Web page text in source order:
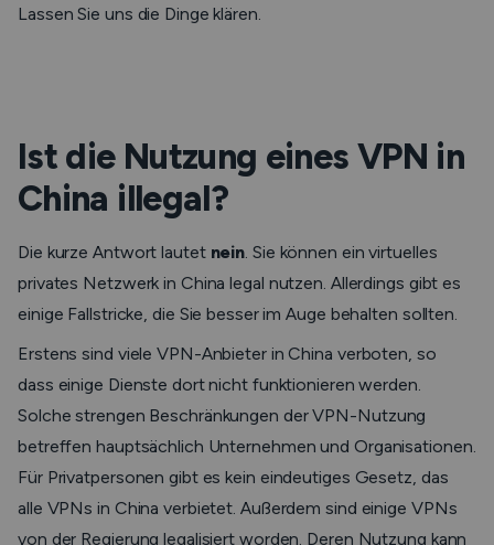
Lassen Sie uns die Dinge klären.
Ist die Nutzung eines VPN in
China illegal?
Die kurze Antwort lautet nein. Sie können ein virtuelles
privates Netzwerk in China legal nutzen. Allerdings gibt es
einige Fallstricke, die Sie besser im Auge behalten sollten.
Erstens sind viele VPN-Anbieter in China verboten, so
dass einige Dienste dort nicht funktionieren werden.
Solche strengen Beschränkungen der VPN-Nutzung
betreffen hauptsächlich Unternehmen und Organisationen.
Für Privatpersonen gibt es kein eindeutiges Gesetz, das
alle VPNs in China verbietet. Außerdem sind einige VPNs
von der Regierung legalisiert worden. Deren Nutzung kann